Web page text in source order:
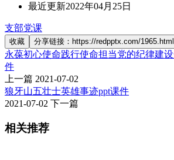
最近更新2022年04月25日
支部党课
收藏 分享链接：https://redpptx.com/1965.html
永葆初心使命践行使命担当党的纪律建
件
上一篇 2021-07-02
狼牙山五壮士英雄事迹ppt课件
2021-07-02 下一篇
相关推荐